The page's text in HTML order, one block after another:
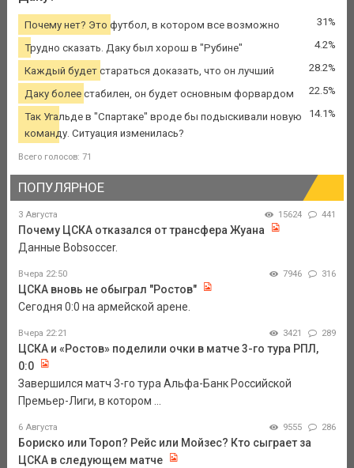
Почему нет? Это футбол, в котором все возможно 31%
Трудно сказать. Даку был хорош в "Рубине" 4.2%
Каждый будет стараться доказать, что он лучший 28.2%
Даку более стабилен, он будет основным форвардом 22.5%
Так Угальде в "Спартаке" вроде бы подыскивали новую
команду. Ситуация изменилась?
14.1%
Всего голосов: 71
ПОПУЛЯРНОЕ
3 Августа 15624 441
Почему ЦСКА отказался от трансфера Жуана
Данные Bobsoccer.
Вчера 22:50 7946 316
ЦСКА вновь не обыграл "Ростов"
Сегодня 0:0 на армейской арене.
Вчера 22:21 3421 289
ЦСКА и «Ростов» поделили очки в матче 3-го тура РПЛ,
0:0
Завершился матч 3-го тура Альфа-Банк Российской
Премьер-Лиги, в котором ...
6 Августа 9555 286
Бориско или Тороп? Рейс или Мойзес? Кто сыграет за
ЦСКА в следующем матче